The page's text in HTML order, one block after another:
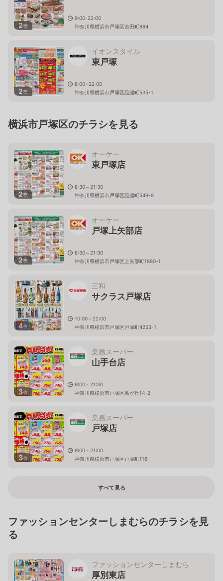
2枚
9:00-22:00
神奈川県横浜市戸塚区吉田町884
2枚
イオンスタイル
東戸塚
8:00~22:00
神奈川県横浜市戸塚区品濃町535-1
横浜市戸塚区のチラシを見る
2枚
オーケー
東戸塚店
8:30～21:30
神奈川県横浜市戸塚区品濃町549-8
2枚
オーケー
戸塚上矢部店
8:30～21:30
神奈川県横浜市戸塚区上矢部町1880-1
4枚
三和
サクラス戸塚店
10:00～22:00
神奈川県横浜市戸塚区戸塚町4253-1
3枚
業務スーパー
山手台店
9:00～21:30
神奈川県横浜市戸塚区鳥が丘14-2
3枚
業務スーパー
戸塚店
9:00～21:00
神奈川県横浜市戸塚区戸塚町116
すべて見る
ファッションセンターしまむらのチラシを見
る
ファッションセンターしまむら
厚別東店